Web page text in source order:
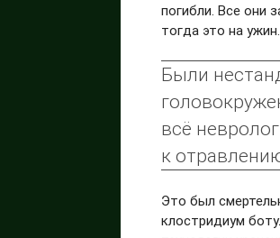
погибли. Все они
тогда это на
Были
всё
к
Это был
клостридиум